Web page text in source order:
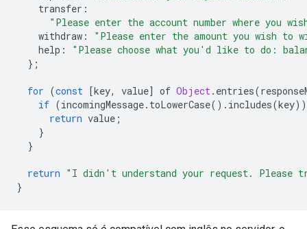
transfer :
"Please enter the account number where you
withdraw :
"Please enter the amount you wish to
help :
"Please choose what you'd like to do:
};
for (const [key, value] of Object. entries(
if (incomingMessage. toLowerCase() . includes(key))
return value ;
}
}
return "I didn't understand your request. Please
}